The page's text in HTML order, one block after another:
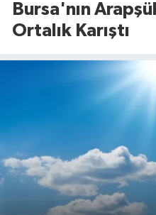
Bursa'nın
Ortalık Karıştı